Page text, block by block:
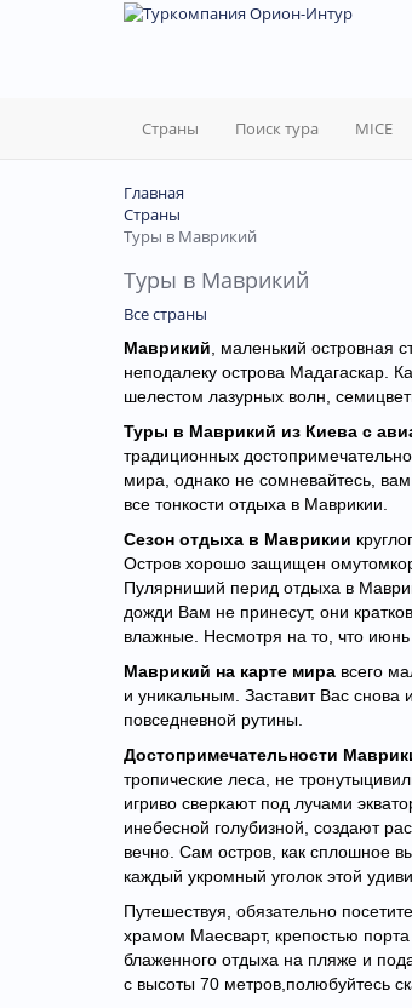
Страны Поиск тура MICE
Главная
Страны
Туры в Маврикий
Туры в Маврикий
Все страны
Маврикий , маленький островная
неподалеку острова Мадагаскар.
шелестом лазурных волн,
Туры в Маврикий из Киева с
традиционных
мира, однако не сомневайтесь,
все тонкости отдыха в Маврикии.
Сезон отдыха в Маврикии
Остров хорошо защищен
Пулярниший перид отдыха в
дожди Вам не принесут, они
влажные. Несмотря на то, что июнь
Маврикий на карте мира всего
и уникальным. Заставит Вас снова
повседневной рутины.
Достопримечательности
тропические леса, не
игриво сверкают под лучами
инебесной голубизной, создают
вечно. Сам остров, как сплошное
каждый укромный уголок этой
Путешествуя, обязательно
храмом Маесварт, крепостью
блаженного отдыха на пляже и
с высоты 70 метров,полюбуйтесь